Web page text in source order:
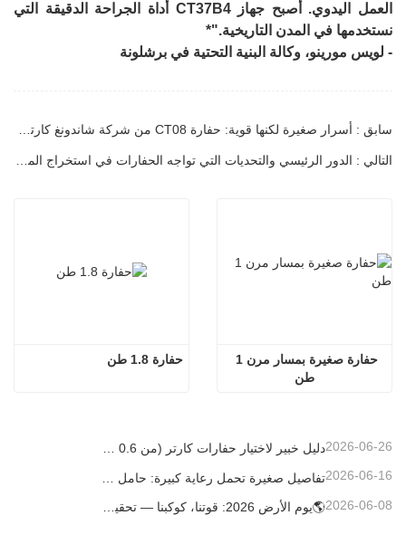
العمل اليدوي. أصبح جهاز CT37B4 أداة الجراحة الدقيقة التي
نستخدمها في المدن التاريخية."*
- لويس مورينو، وكالة البنية التحتية في برشلونة
حفارة 1.8 طن
طن
دليل خبير لاختيار حفارات كارتر (من 0.6 طن إلى 60 طن) لتحقيق الكفاءة المثلى في موقع العمل 2026-06-26
2026-06-16
2026-06-08